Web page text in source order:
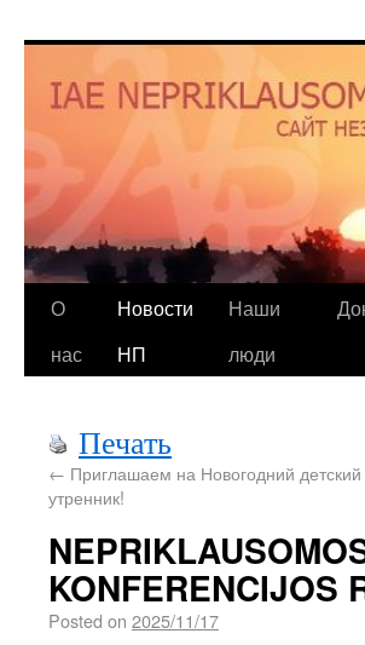
О
нас
Новости
НП
Наши
люди
Печать
← Приглашаем на Новогодний детский
утренник!
KONFERENCIJOS
Posted on 2025/11/17